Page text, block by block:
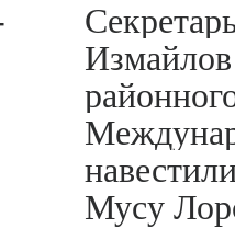
Измайлов
Мусу